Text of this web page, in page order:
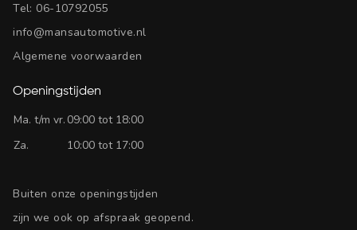
Tel: 06-10792055
info@mansautomotive.nl
Algemene voorwaarden
Openingstijden
Ma. t/m vr. 09:00 tot 18:00
Za.
10:00 tot 17:00
Buiten onze openingstijden
zijn we ook op afspraak geopend.